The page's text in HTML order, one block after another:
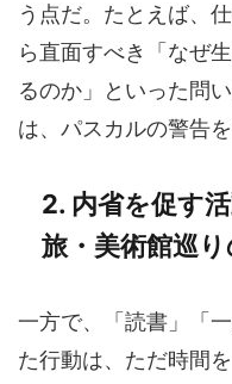
う点だ。たとえば、
ら直面すべき「なぜ
るのか」といった問
は、パスカルの警告
2. 内省を促す
旅・美術館巡
一方で、「読書」「
た行動は、ただ時間